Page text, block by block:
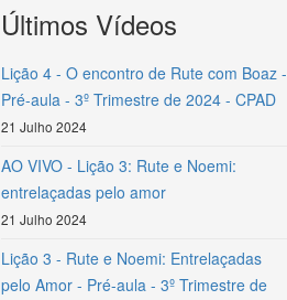
Últimos Vídeos
Lição 4 - O encontro de Rute com Boaz -
Pré-aula - 3º Trimestre de 2024 - CPAD
21 Julho 2024
AO VIVO - Lição 3: Rute e Noemi:
entrelaçadas pelo amor
21 Julho 2024
Lição 3 - Rute e Noemi: Entrelaçadas
pelo Amor - Pré-aula - 3º Trimestre de